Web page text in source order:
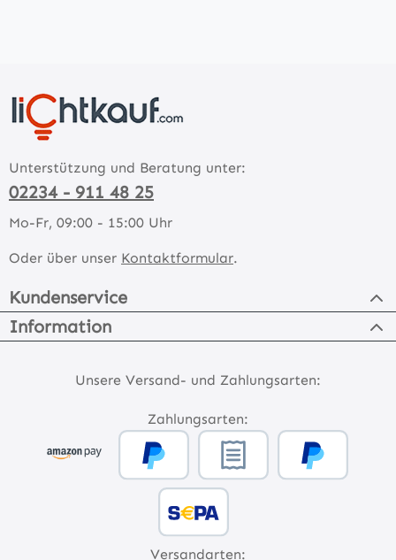
Unterstützung und Beratung unter:
02234 - 911 48 25
Mo-Fr, 09:00 - 15:00 Uhr
Oder über unser Kontaktformular.
Kundenservice
Information
Unsere Versand- und Zahlungsarten:
Zahlungsarten:
Versandarten: